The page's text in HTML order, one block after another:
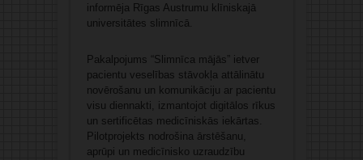
informēja Rīgas Austrumu klīniskajā
universitātes slimnīcā.
Pakalpojums “Slimnīca mājās” ietver
pacientu veselības stāvokļa attālinātu
novērošanu un komunikāciju ar pacientu
visu diennakti, izmantojot digitālos rīkus
un sertificētas medicīniskās iekārtas.
Pilotprojekts nodrošina ārstēšanu,
aprūpi un medicīnisko uzraudzību